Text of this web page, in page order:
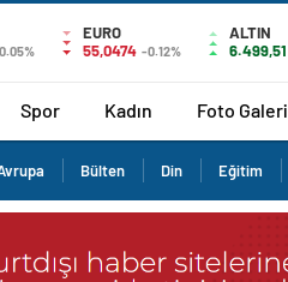
0.05%
EURO
55,0474 -0.12%
ALTIN
6.499,51
Spor Kadın Foto Galeri
Bülten Din Eğitim